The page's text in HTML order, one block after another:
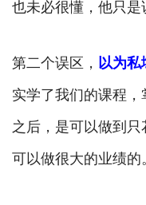
也未必很懂，他只是
第二个误区， 以为
实学了我们的课程
之后，是可以做到
可以做很大的业绩的